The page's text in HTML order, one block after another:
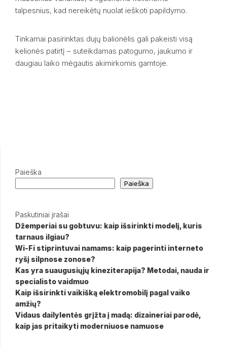
talpesnius, kad nereikėtų nuolat ieškoti papildymo.
Tinkamai pasirinktas dujų balionėlis gali pakeisti visą
kelionės patirtį – suteikdamas patogumo, jaukumo ir
daugiau laiko mėgautis akimirkomis gamtoje.
Paieška
Paieška
Paskutiniai įrašai
Džemperiai su gobtuvu: kaip išsirinkti modelį, kuris
tarnaus ilgiau?
Wi-Fi stiprintuvai namams: kaip pagerinti interneto
ryšį silpnose zonose?
Kas yra suaugusiųjų kineziterapija? Metodai, nauda ir
specialisto vaidmuo
Kaip išsirinkti vaikišką elektromobilį pagal vaiko
amžių?
Vidaus dailylentės grįžta į madą: dizaineriai parodė,
kaip jas pritaikyti moderniuose namuose